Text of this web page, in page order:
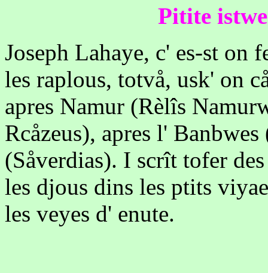
Pitite
Joseph Lahaye, c' es-st on
les raplous, totvå, usk' on
apres Namur (Rèlîs
Rcåzeus), apres l'
(Såverdias). I scrît tofer
les djous dins les ptits
les veyes d' enute.